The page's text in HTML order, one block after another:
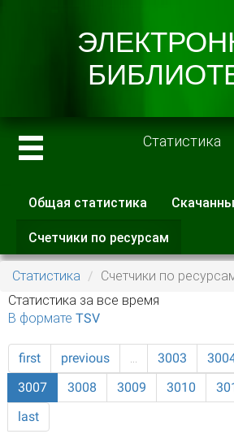
Статистика
Главные вкладки
Общая статистика
Счетчики по ресурсам
вкладка)
Статистика
Счетчики по
Статистика за все время
В формате TSV
first previous … 3003
3007
3008 3009 3010
last